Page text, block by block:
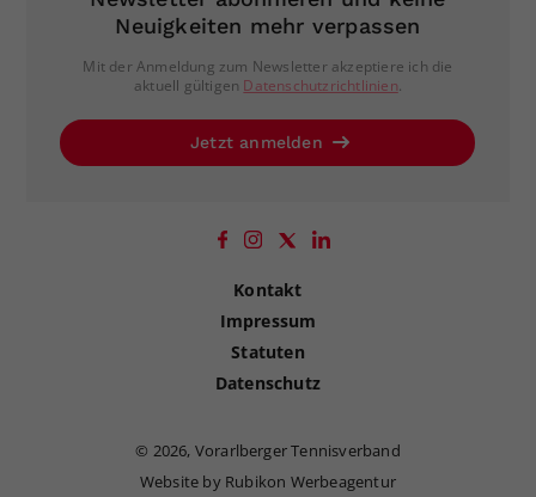
Neuigkeiten mehr verpassen
Mit der Anmeldung zum Newsletter akzeptiere ich die
aktuell gültigen Datenschutzrichtlinien.
Jetzt anmelden
Kontakt
Impressum
Statuten
Datenschutz
© 2026, Vorarlberger Tennisverband
Website by Rubikon Werbeagentur